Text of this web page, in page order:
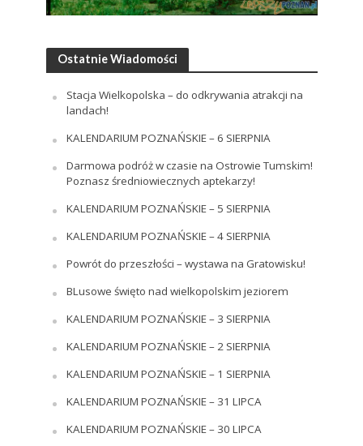
Ostatnie Wiadomości
Stacja Wielkopolska – do odkrywania atrakcji na
landach!
KALENDARIUM POZNAŃSKIE – 6 SIERPNIA
Darmowa podróż w czasie na Ostrowie Tumskim!
Poznasz średniowiecznych aptekarzy!
KALENDARIUM POZNAŃSKIE – 5 SIERPNIA
KALENDARIUM POZNAŃSKIE – 4 SIERPNIA
Powrót do przeszłości – wystawa na Gratowisku!
BLusowe święto nad wielkopolskim jeziorem
KALENDARIUM POZNAŃSKIE – 3 SIERPNIA
KALENDARIUM POZNAŃSKIE – 2 SIERPNIA
KALENDARIUM POZNAŃSKIE – 1 SIERPNIA
KALENDARIUM POZNAŃSKIE – 31 LIPCA
KALENDARIUM POZNAŃSKIE – 30 LIPCA